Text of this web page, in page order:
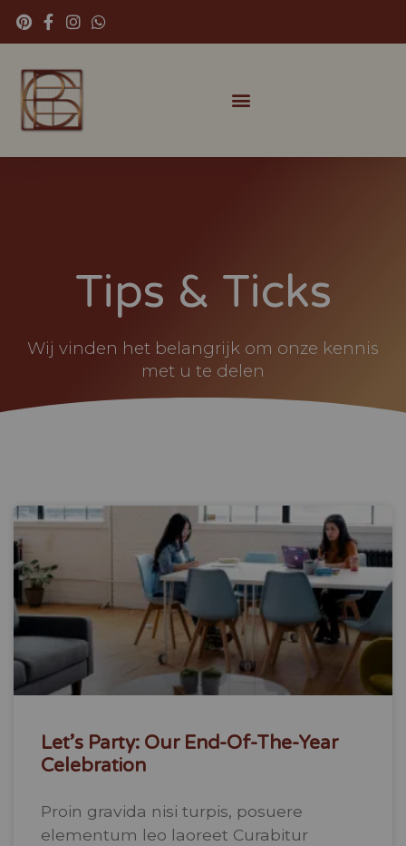
Tips & Ticks
Wij vinden het belangrijk om onze kennis
met u te delen
Let’s Party: Our End-Of-The-Year
Celebration
Proin gravida nisi turpis, posuere
elementum leo laoreet Curabitur